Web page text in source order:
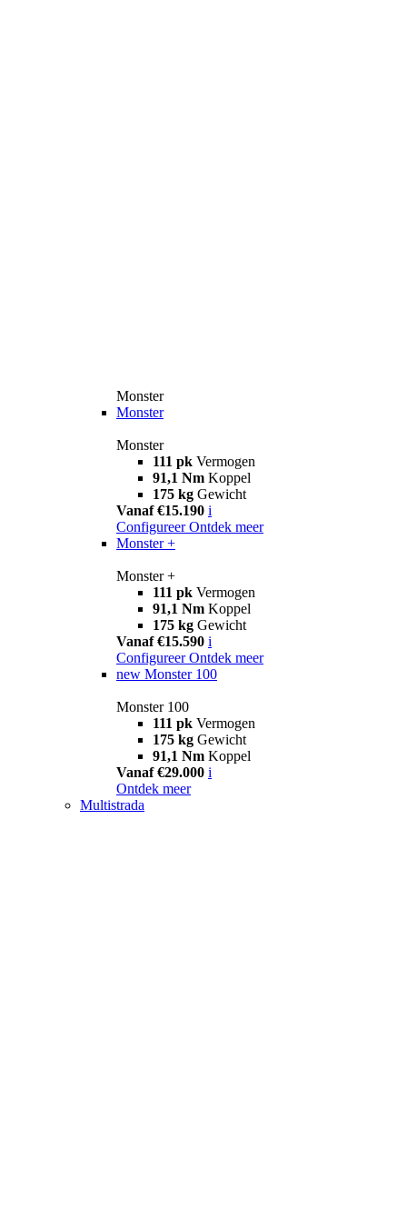
Monster
Monster
Monster
111 pk Vermogen
91,1 Nm Koppel
175 kg Gewicht
Vanaf €15.190 i
Configureer Ontdek meer
Monster +
Monster +
111 pk Vermogen
91,1 Nm Koppel
175 kg Gewicht
Vanaf €15.590 i
Configureer Ontdek meer
new Monster 100
Monster 100
111 pk Vermogen
175 kg Gewicht
91,1 Nm Koppel
Vanaf €29.000 i
Ontdek meer
Multistrada